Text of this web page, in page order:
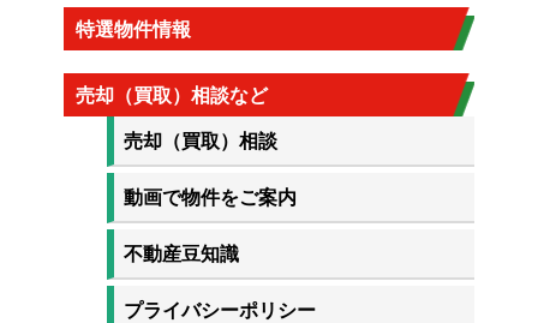
特選物件情報
売却（買取）相談など
売却（買取）相談
動画で物件をご案内
不動産豆知識
プライバシーポリシー